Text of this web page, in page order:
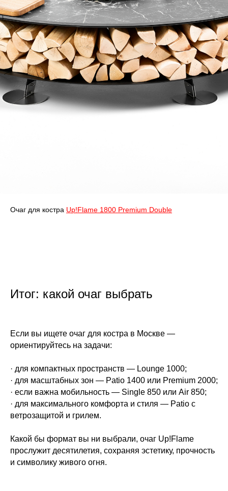
Очаг для костра Up!Flame 1800 Premium Double
Итог: какой очаг выбрать
Если вы ищете очаг для костра в Москве —
ориентируйтесь на задачи:
· для компактных пространств — Lounge 1000;
· для масштабных зон — Patio 1400 или Premium 2000;
· если важна мобильность — Single 850 или Air 850;
· для максимального комфорта и стиля — Patio с
ветрозащитой и грилем.
Какой бы формат вы ни выбрали, очаг Up!Flame
прослужит десятилетия, сохраняя эстетику, прочность
и символику живого огня.